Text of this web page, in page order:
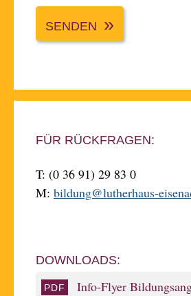
SENDEN
FÜR RÜCKFRAGEN:
T: (0 36 91) 29 83 0
M: bildung@lutherhaus-
DOWNLOADS:
Info-Flyer